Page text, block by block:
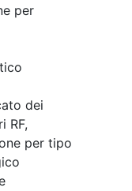
per
dei
RF,
per tipo